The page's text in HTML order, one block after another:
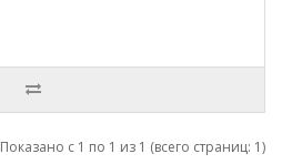
Показано с 1 по 1 из 1 (всего страниц: 1)